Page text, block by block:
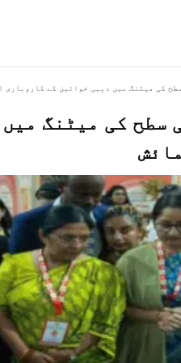
کی میٹنگ میں دیہی خواتین کے کاروباری
سطح کی میٹنگ